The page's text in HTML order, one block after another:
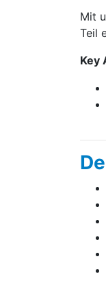
Mit
Teil
Key